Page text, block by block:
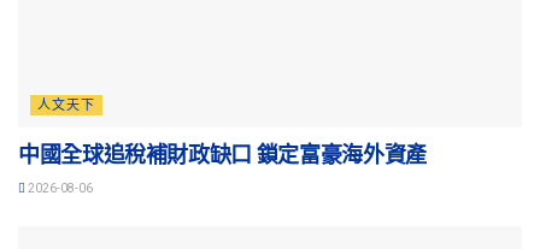
人文天下
中國全球追稅補財政缺口 鎖定富豪海外資產
2026-08-06